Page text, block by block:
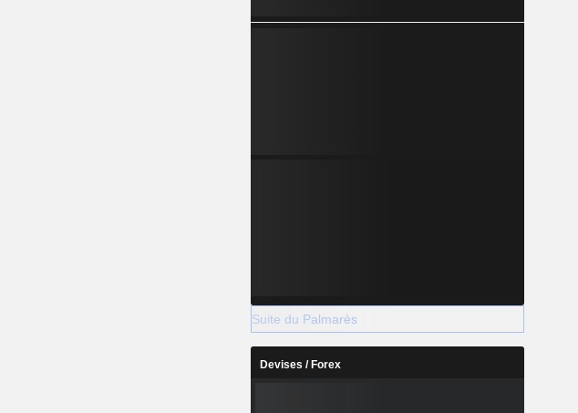
Suite du Palmarès
Devises / Forex